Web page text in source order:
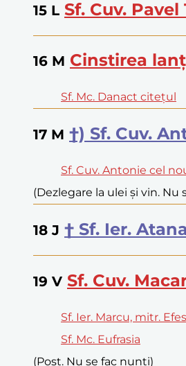
15 L Sf. Cuv.
16 M Cinstirea
Sf. Mc. Danact citețul
17 M †) Sf. Cuv.
Sf. Cuv. Antonie cel
(Dezlegare la ulei și vin. Nu
18 J † Sf. Ier.
19 V Sf. Cuv.
Sf. Ier. Marcu, mitr.
Sf. Mc. Eufrasia
(Post. Nu se fac nunți)